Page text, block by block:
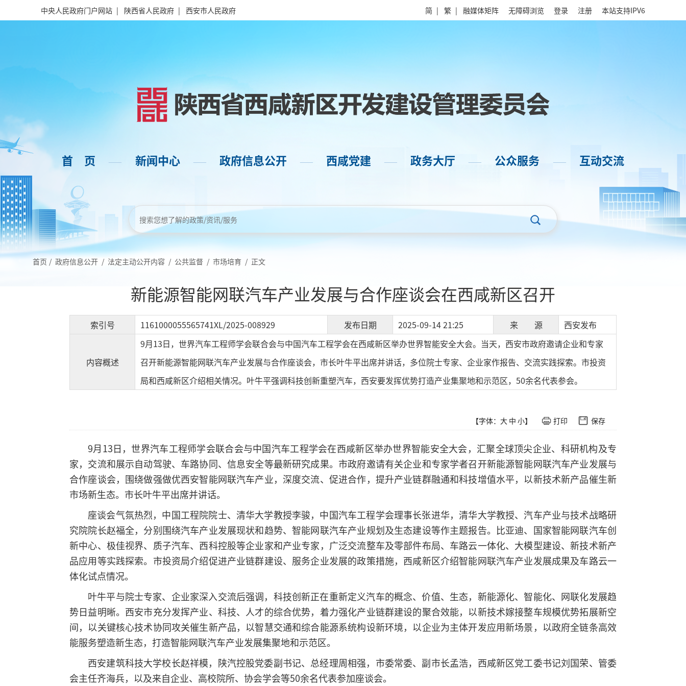
中央人民政府门户网站 | 陕西省人民政府 | 西安市人民政府 简 | 繁 | 融媒体矩阵 无障碍浏览 登录 注册 本站支持IPV6
首 页 —— 新闻中心 —— 政府信息公开 —— 西咸党建 —— 政务大厅 —— 公众服务 —— 互动交流
首页 / 政府信息公开 / 法定主动公开内容 / 公共监督 / 市场培育 / 正文
新能源智能网联汽车产业发展与合作座谈会在西咸新区召开
索引号 1161000055565741XL/2025-008929 发布日期 2025-09-14 21:25 来 源 西安发布
内容概述
9月13日，世界汽车工程师学会联合会与中国汽车工程学会在西咸新区举办世界智能安全大会。当天，西安市政府邀请企业和专家
召开新能源智能网联汽车产业发展与合作座谈会，市长叶牛平出席并讲话，多位院士专家、企业家作报告、交流实践探索。市投资
局和西咸新区介绍相关情况。叶牛平强调科技创新重塑汽车，西安要发挥优势打造产业集聚地和示范区，50余名代表参会。
【字体： 大 中 小】 打印 保存
9月13日，世界汽车工程师学会联合会与中国汽车工程学会在西咸新区举办世界智能安全大会，汇聚全球顶尖企业、科研机构及专
家，交流和展示自动驾驶、车路协同、信息安全等最新研究成果。市政府邀请有关企业和专家学者召开新能源智能网联汽车产业发展与
合作座谈会，围绕做强做优西安智能网联汽车产业，深度交流、促进合作，提升产业链群融通和科技增值水平，以新技术新产品催生新
市场新生态。市长叶牛平出席并讲话。
座谈会气氛热烈，中国工程院院士、清华大学教授李骏，中国汽车工程学会理事长张进华，清华大学教授、汽车产业与技术战略研
究院院长赵福全，分别围绕汽车产业发展现状和趋势、智能网联汽车产业规划及生态建设等作主题报告。比亚迪、国家智能网联汽车创
新中心、极佳视界、质子汽车、西科控股等企业家和产业专家，广泛交流整车及零部件布局、车路云一体化、大模型建设、新技术新产
品应用等实践探索。市投资局介绍促进产业链群建设、服务企业发展的政策措施，西咸新区介绍智能网联汽车产业发展成果及车路云一
体化试点情况。
叶牛平与院士专家、企业家深入交流后强调，科技创新正在重新定义汽车的概念、价值、生态，新能源化、智能化、网联化发展趋
势日益明晰。西安市充分发挥产业、科技、人才的综合优势，着力强化产业链群建设的聚合效能，以新技术嫁接整车规模优势拓展新空
间，以关键核心技术协同攻关催生新产品，以智慧交通和综合能源系统构设新环境，以企业为主体开发应用新场景，以政府全链条高效
能服务塑造新生态，打造智能网联汽车产业发展集聚地和示范区。
西安建筑科技大学校长赵祥模，陕汽控股党委副书记、总经理周相强，市委常委、副市长孟浩，西咸新区党工委书记刘国荣、管委
会主任齐海兵，以及来自企业、高校院所、协会学会等50余名代表参加座谈会。